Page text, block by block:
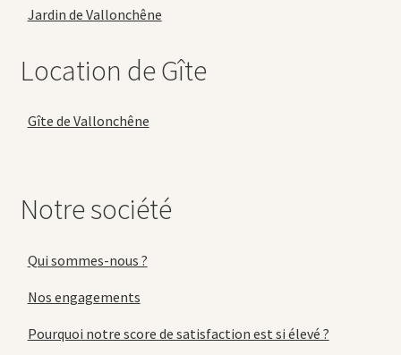
Jardin de Vallonchêne
Location de Gîte
Gîte de Vallonchêne
Notre société
Qui sommes-nous ?
Nos engagements
Pourquoi notre score de satisfaction est si élevé ?